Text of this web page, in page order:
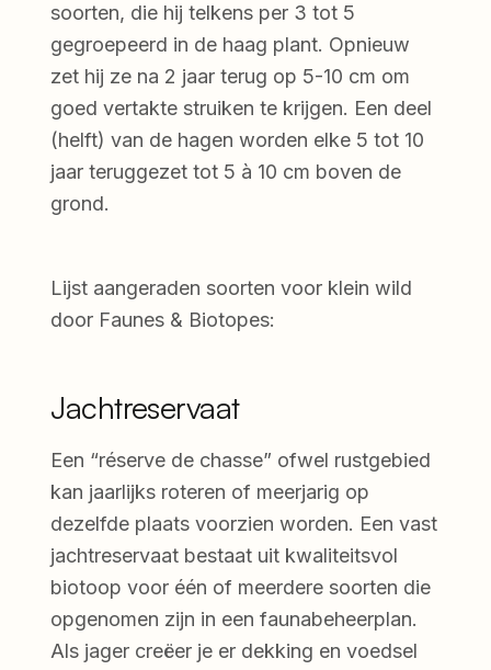
soorten, die hij telkens per 3 tot 5
gegroepeerd in de haag plant. Opnieuw
zet hij ze na 2 jaar terug op 5-10 cm om
goed vertakte struiken te krijgen. Een deel
(helft) van de hagen worden elke 5 tot 10
jaar teruggezet tot 5 à 10 cm boven de
grond.
Lijst aangeraden soorten voor klein wild
door Faunes & Biotopes:
Jachtreservaat
Een “réserve de chasse” ofwel rustgebied
kan jaarlijks roteren of meerjarig op
dezelfde plaats voorzien worden. Een vast
jachtreservaat bestaat uit kwaliteitsvol
biotoop voor één of meerdere soorten die
opgenomen zijn in een faunabeheerplan.
Als jager creëer je er dekking en voedsel